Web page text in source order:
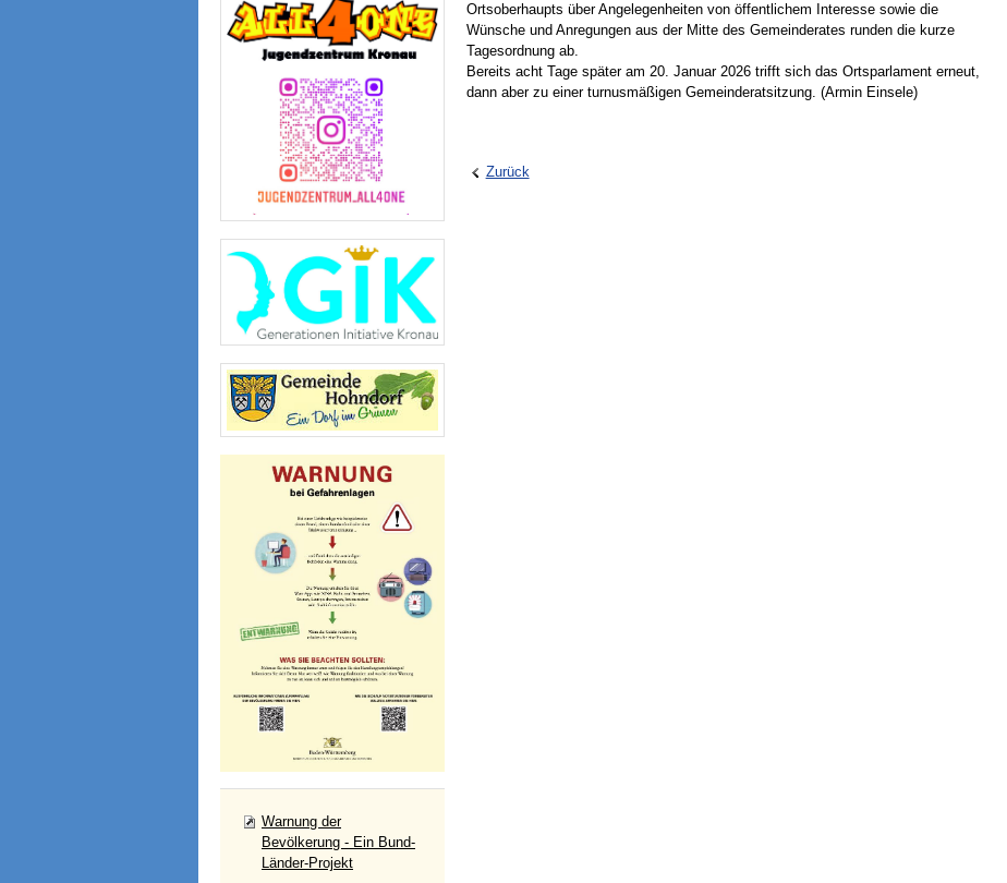
Warnung der
Bevölkerung - Ein Bund-
Länder-Projekt
Ortsoberhaupts über Angelegenheiten von öffentlichem Interesse sowie die
Wünsche und Anregungen aus der Mitte des Gemeinderates runden die kurze
Tagesordnung ab.
Bereits acht Tage später am 20. Januar 2026 trifft sich das Ortsparlament erneut,
dann aber zu einer turnusmäßigen Gemeinderatsitzung. (Armin Einsele)
Zurück